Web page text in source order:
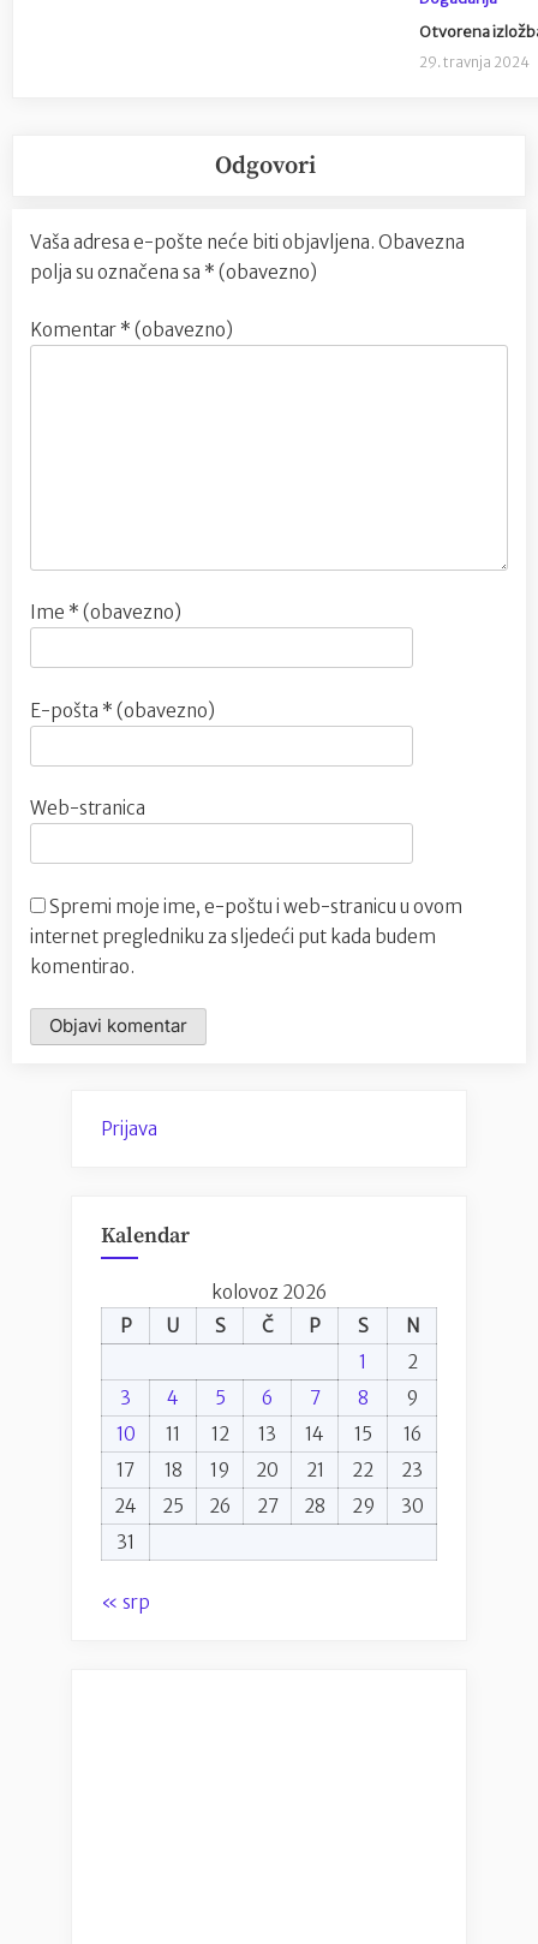
Otvorena
29. travnja 2024
Odgovori
Vaša adresa e-pošte neće biti objavljena. Obavezna
polja su označena sa * (obavezno)
Komentar * (obavezno)
Ime * (obavezno)
E-pošta * (obavezno)
Web-stranica
Spremi moje ime, e-poštu i web-stranicu u ovom
internet pregledniku za sljedeći put kada budem
komentirao.
Prijava
Kalendar
kolovoz 2026
P
U S Č P S
N
1
2
3
4 5 6 7 8
9
10
11 12 13 14 15
16
17
18 19 20 21 22
23
24
25 26 27 28 29
30
31
« srp